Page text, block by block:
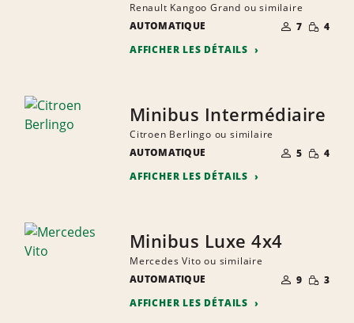
Renault Kangoo Grand ou similaire
AUTOMATIQUE
NOMBRE DE
PERSONNES
7 PETITE
4
AFFICHER LES DÉTAILS
Minibus Intermédiaire
Citroen Berlingo ou similaire
AUTOMATIQUE
NOMBRE DE
PERSONNES
5 PETITE
4
AFFICHER LES DÉTAILS
Minibus Luxe 4x4
Mercedes Vito ou similaire
AUTOMATIQUE
NOMBRE DE
PERSONNES
9 PETITE
3
AFFICHER LES DÉTAILS